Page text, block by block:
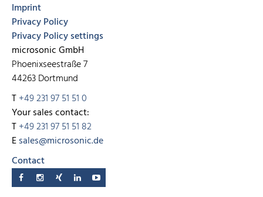
Imprint
Privacy Policy
Privacy Policy settings
microsonic GmbH
Phoenixseestraße 7
44263 Dortmund
T+49 231 97 51 51 0
Your sales contact:
T+49 231 97 51 51 82
Esales@microsonic.de
Contact